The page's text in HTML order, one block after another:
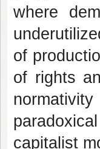
where
of
of rights
capitalist